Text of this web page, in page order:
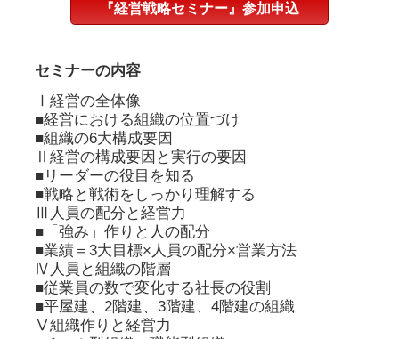
『経営戦略セミナー』参加申込
セミナーの内容
Ⅰ経営の全体像
■経営における組織の位置づけ
■組織の6大構成要因
Ⅱ経営の構成要因と実行の要因
■リーダーの役目を知る
■戦略と戦術をしっかり理解する
Ⅲ人員の配分と経営力
■「強み」作りと人の配分
■業績＝3大目標×人員の配分×営業方法
Ⅳ人員と組織の階層
■従業員の数で変化する社長の役割
■平屋建、2階建、3階建、4階建の組織
Ⅴ組織作りと経営力